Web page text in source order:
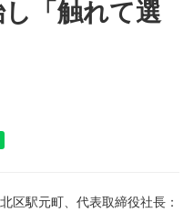
「触れて選
区駅元町、代表取締役社長：